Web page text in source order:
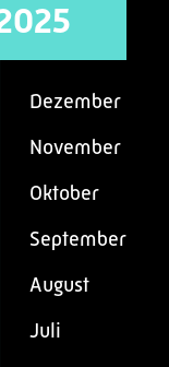
Dezember
November
Oktober
September
August
Juli